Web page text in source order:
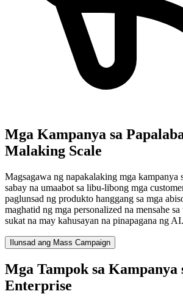
Mga Kampanya sa
Malaking Scale
Magsagawa ng napakalaking mga kampanya
sabay na umaabot sa libu-libong mga
paglunsad ng produkto hanggang sa mga
maghatid ng mga personalized na mensahe
sukat na may kahusayan na pinapagana ng AI.
Ilunsad ang Mass Campaign
Mga Tampok sa Kampanya
Enterprise